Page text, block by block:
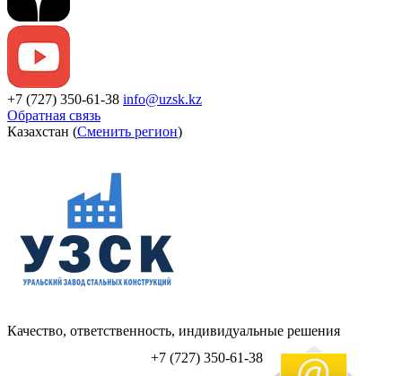
+7 (727) 350-61-38 info@uzsk.kz
Обратная связь
Казахстан (Сменить регион)
УЗСК Казахстан
Качество, ответственность, индивидуальные решения
+7 (727) 350-61-38